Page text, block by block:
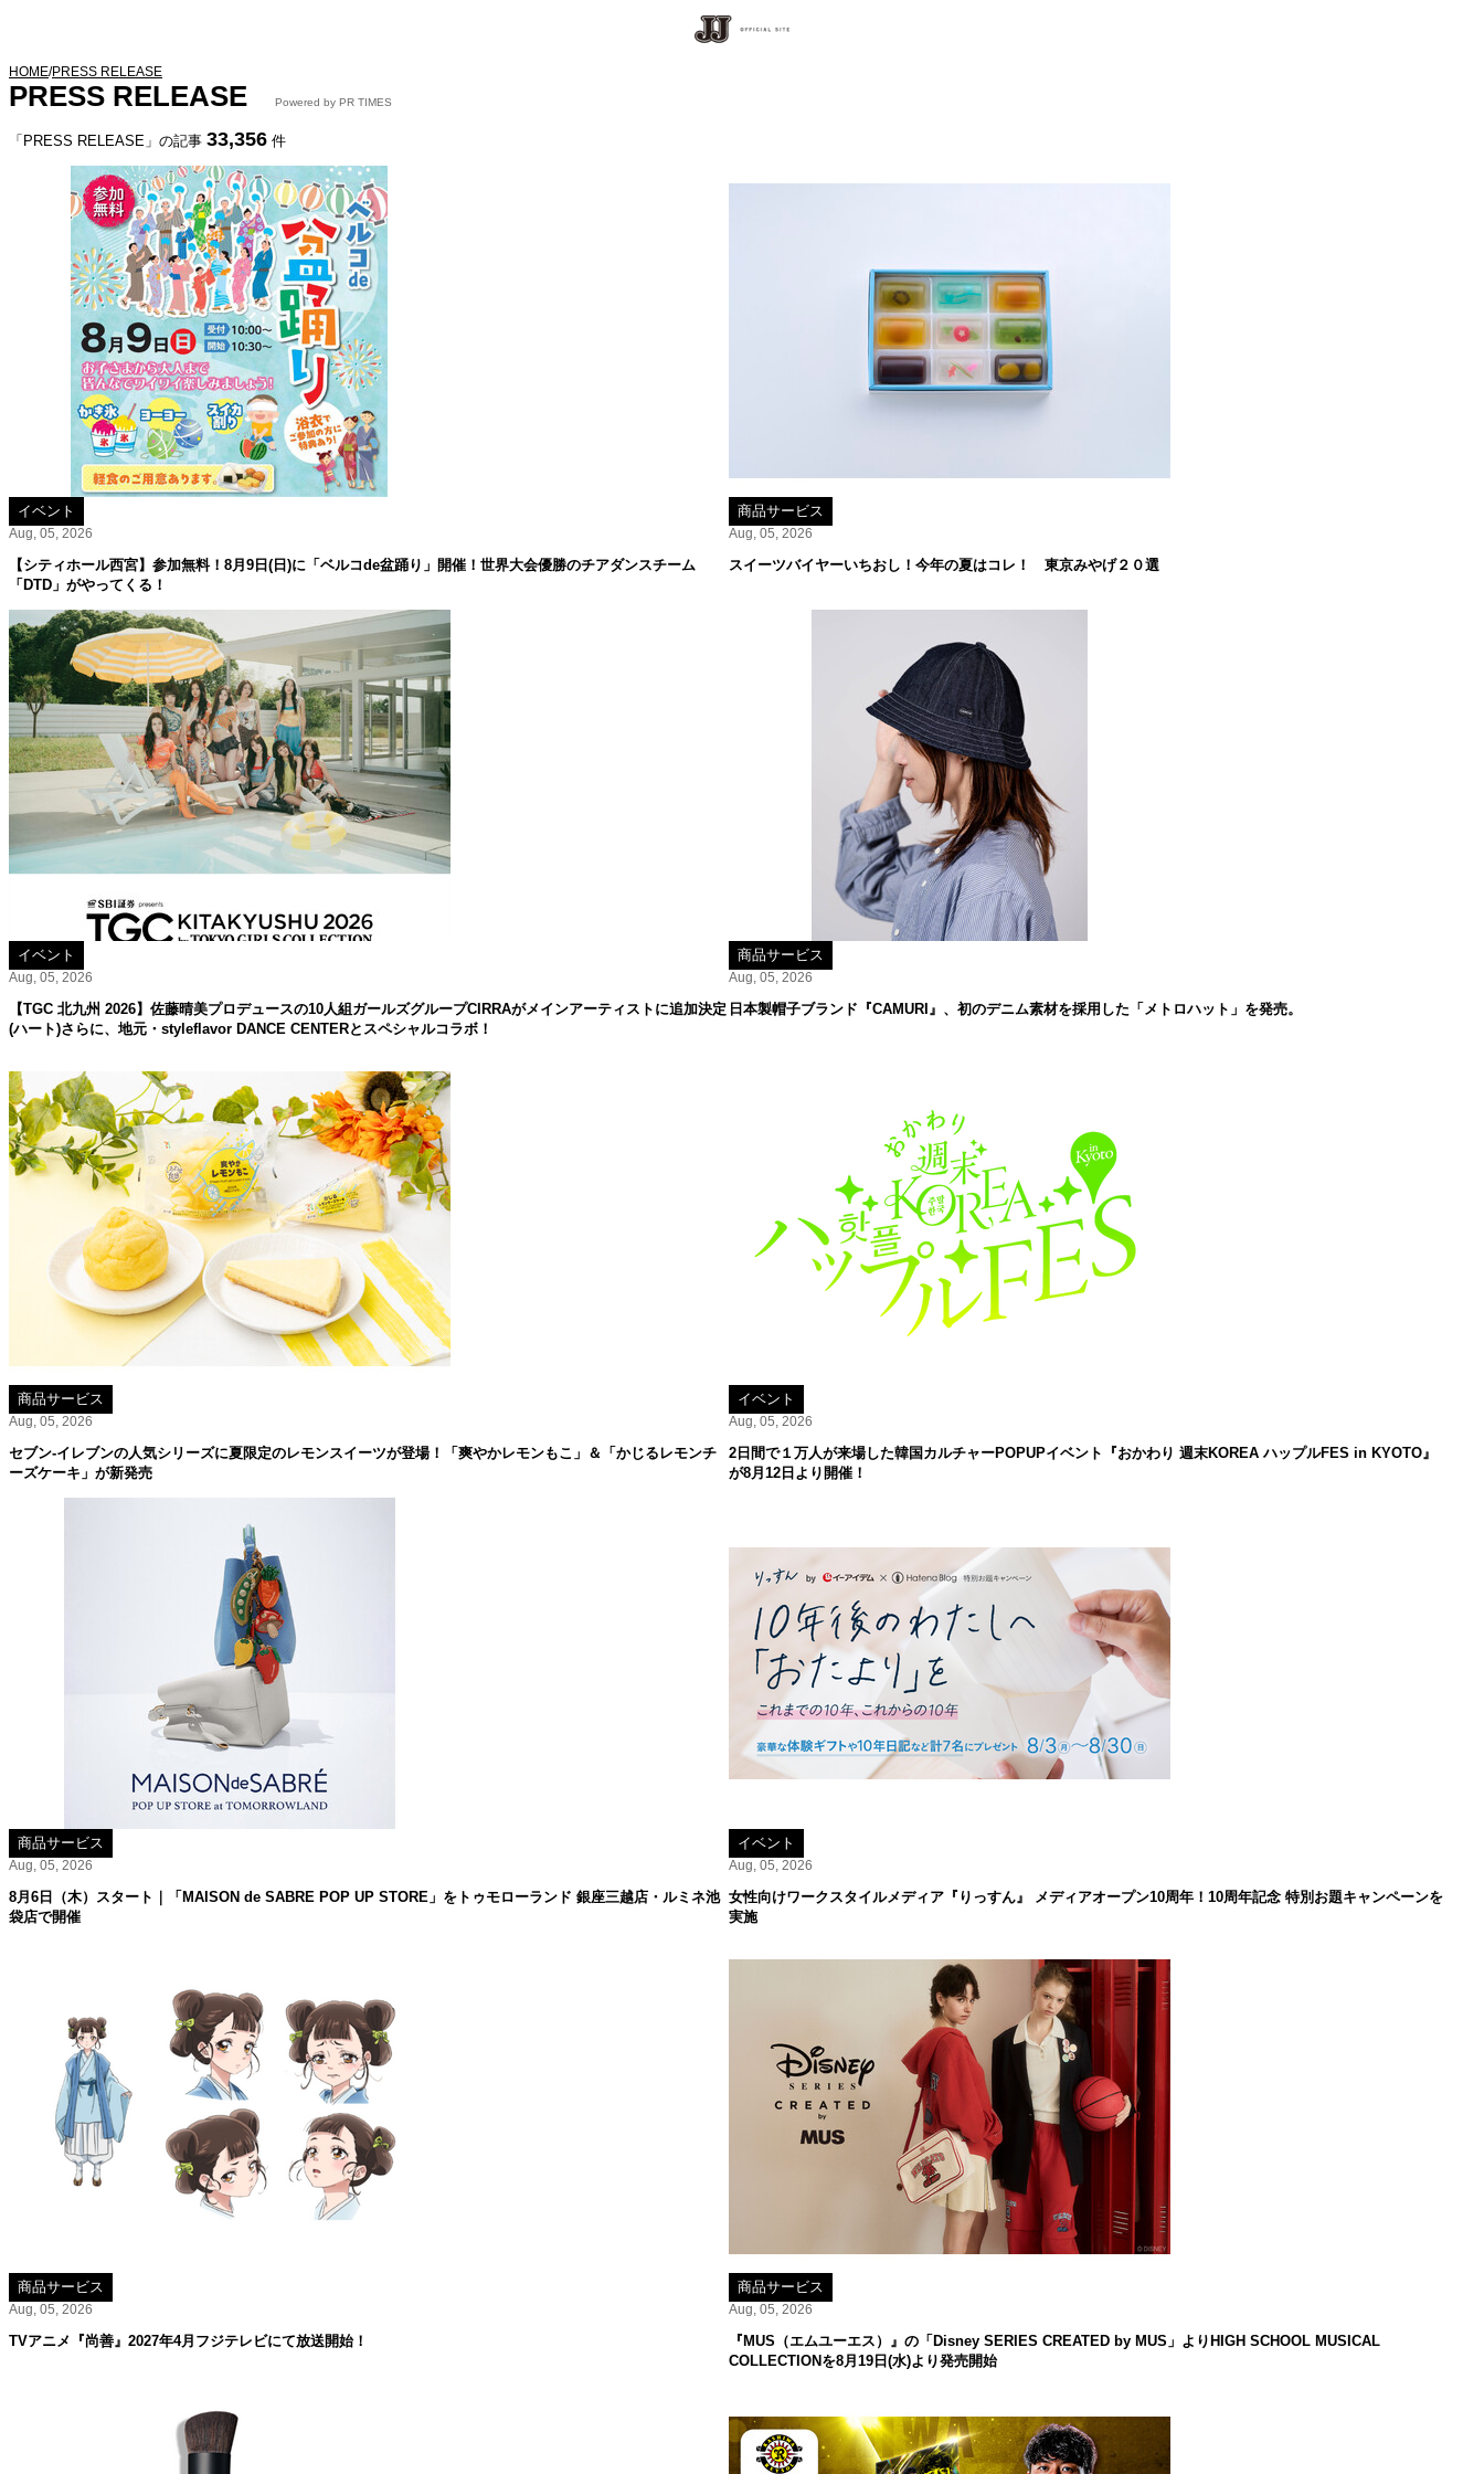
HOME/PRESS RELEASE
PRESS RELEASE Powered by PR TIMES
「PRESS RELEASE」の記事 33,356 件
イベント
Aug, 05, 2026
【シティホール西宮】参加無料！8月9日(日)に「ベルコde盆踊り」開催！世界大会優勝のチアダンスチーム
「DTD」がやってくる！
商品サービス
Aug, 05, 2026
スイーツバイヤーいちおし！今年の夏はコレ！ 東京みやげ２０選
イベント
Aug, 05, 2026
【TGC 北九州 2026】佐藤晴美プロデュースの10人組ガールズグループCIRRAがメインアーティストに追加決定
(ハート)さらに、地元・styleflavor DANCE CENTERとスペシャルコラボ！
商品サービス
Aug, 05, 2026
日本製帽子ブランド『CAMURI』、初のデニム素材を採用した「メトロハット」を発売。
商品サービス
Aug, 05, 2026
セブン‐イレブンの人気シリーズに夏限定のレモンスイーツが登場！「爽やかレモンもこ」＆「かじるレモンチ
ーズケーキ」が新発売
イベント
Aug, 05, 2026
2日間で１万人が来場した韓国カルチャーPOPUPイベント『おかわり 週末KOREA ハップルFES in KYOTO』
が8月12日より開催！
商品サービス
Aug, 05, 2026
8月6日（木）スタート｜「MAISON de SABRE POP UP STORE」をトゥモローランド 銀座三越店・ルミネ池
袋店で開催
イベント
Aug, 05, 2026
女性向けワークスタイルメディア『りっすん』 メディアオープン10周年！10周年記念 特別お題キャンペーンを
実施
商品サービス
Aug, 05, 2026
TVアニメ『尚善』2027年4月フジテレビにて放送開始！
商品サービス
Aug, 05, 2026
『MUS（エムユーエス）』の「Disney SERIES CREATED by MUS」よりHIGH SCHOOL MUSICAL
COLLECTIONを8月19日(水)より発売開始